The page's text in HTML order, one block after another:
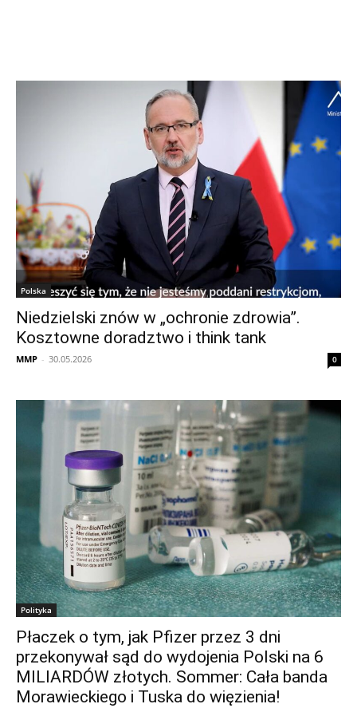
Polska
Niedzielski znów w „ochronie zdrowia”.
Kosztowne doradztwo i think tank
MMP - 30.05.2026 0
Polityka
Płaczek o tym, jak Pfizer przez 3 dni
przekonywał sąd do wydojenia Polski na 6
MILIARDÓW złotych. Sommer: Cała banda
Morawieckiego i Tuska do więzienia!